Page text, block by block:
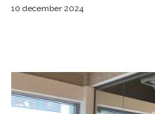
10 december 2024